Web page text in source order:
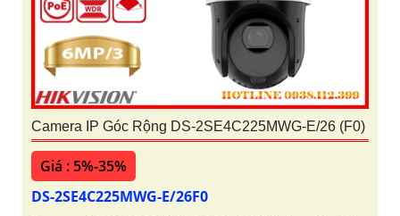
Camera IP Góc Rộng DS-2SE4C225MWG-E/26 (F0)
Giá : 5%-35%
DS-2SE4C225MWG-E/26F0